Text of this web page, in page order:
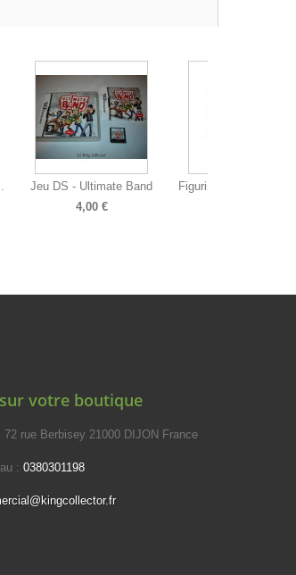
Jeu DS - Ultimate Band
4,00 €
Figurine - Pop!
votre boutique
72 rue Berbisey 21000 DIJON France
: 0380301198